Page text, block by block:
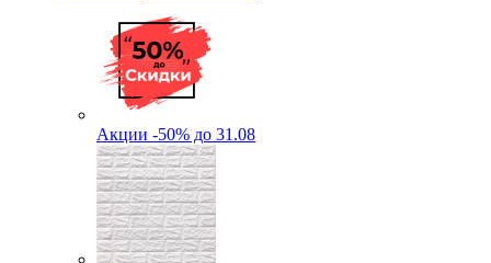
Акции -50% до 31.08